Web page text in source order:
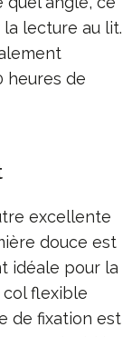
lecture au lit.
heures de
excellente
douce est
idéale pour la
col flexible
de fixation est